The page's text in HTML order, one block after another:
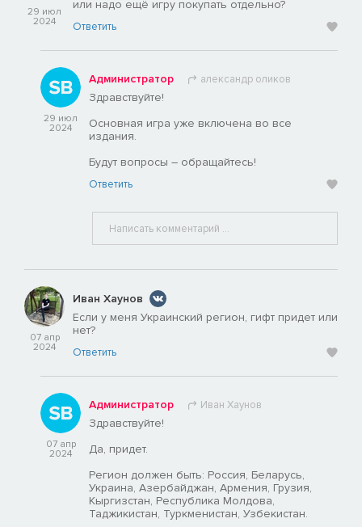
29 июл
2024
или надо ещё игру покупать отдельно?
Ответить
29 июл
2024
Администратор александр оликов
Здравствуйте!
Основная игра уже включена во все
издания.
Будут вопросы – обращайтесь!
Ответить
07 апр
2024
Иван Хаунов
Если у меня Украинский регион, гифт придет или
нет?
Ответить
07 апр
2024
Администратор Иван Хаунов
Здравствуйте!
Да, придет.
Регион должен быть: Россия, Беларусь,
Украина, Азербайджан, Армения, Грузия,
Кыргизстан, Республика Молдова,
Таджикистан, Туркменистан, Узбекистан.